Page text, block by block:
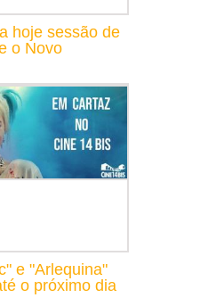
hoje sessão de
o Novo
e "Arlequina"
o próximo dia